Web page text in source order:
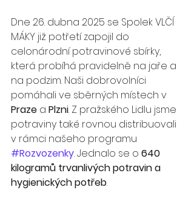
Dne 26. dubna 2025 se Spolek VLČÍ
MÁKY již potřetí zapojil do
celonárodní potravinové sbírky,
která probíhá pravidelně na jaře a
na podzim. Naši dobrovolníci
pomáhali ve sběrných místech v
Praze a Plzni. Z pražského Lidlu jsme
potraviny také rovnou distribuovali
v rámci našeho programu
#Rozvozenky. Jednalo se o 640
kilogramů trvanlivých potravin a
hygienických potřeb.